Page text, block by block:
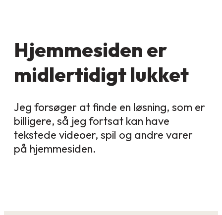
Hjemmesiden er
midlertidigt lukket
Jeg forsøger at finde en løsning, som er
billigere, så jeg fortsat kan have
tekstede videoer, spil og andre varer
på hjemmesiden.